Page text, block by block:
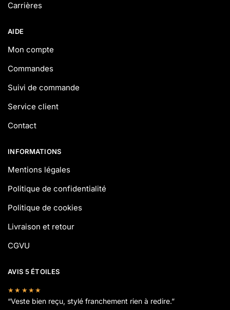
Carrières
AIDE
Mon compte
Commandes
Suivi de commande
Service client
Contact
INFORMATIONS
Mentions légales
Politique de confidentialité
Politique de cookies
Livraison et retour
CGVU
AVIS 5 ÉTOILES
★★★★★
“Veste bien reçu, stylé franchement rien à redire.”